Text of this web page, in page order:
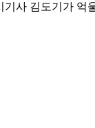
사 김도기가